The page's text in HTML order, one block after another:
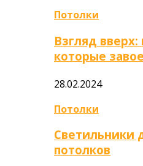
Потолки
Взгляд
которые
28.02.2024
Потолки
Светильники
потолков